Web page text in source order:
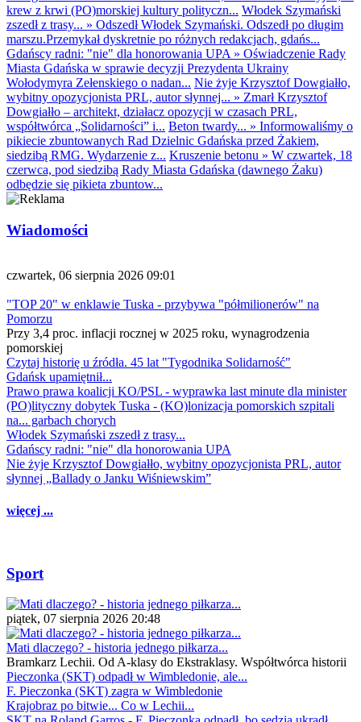
krew z krwi (PO)morskiej kultury polityczn... Włodek Szymański
zszedł z trasy... » Odszedł Włodek Szymański. Odszedł po długim
marszu.Przemykał dyskretnie po różnych redakcjach, gdańs...
Gdańscy radni: "nie" dla honorowania UPA » Oświadczenie Rady
Miasta Gdańska w sprawie decyzji Prezydenta Ukrainy
Wołodymyra Zełenskiego o nadan... Nie żyje Krzysztof Dowgiałło,
wybitny opozycjonista PRL, autor słynnej... » Zmarł Krzysztof
Dowgiałło – architekt, działacz opozycji w czasach PRL,
współtwórca „Solidarności” i... Beton twardy... » Informowaliśmy o
pikiecie zbuntowanych Rad Dzielnic Gdańska przed Żakiem,
siedzibą RMG. Wydarzenie z... Kruszenie betonu » W czwartek, 18
czerwca, pod siedzibą Rady Miasta Gdańska (dawnego Żaku)
odbędzie się pikieta zbuntow...
Wiadomości
czwartek, 06 sierpnia 2026 09:01
"TOP 20" w enklawie Tuska - przybywa "półmilionerów" na
Pomorzu
Przy 3,4 proc. inflacji rocznej w 2025 roku, wynagrodzenia
pomorskiej
Czytaj historię u źródła. 45 lat "Tygodnika Solidarność"
Gdańsk upamiętnił...
Prawo prawa koalicji KO/PSL - wyprawka last minute dla minister
(PO)lityczny dobytek Tuska - (KO)lonizacja pomorskich szpitali
na... garbach chorych
Włodek Szymański zszedł z trasy...
Gdańscy radni: "nie" dla honorowania UPA
Nie żyje Krzysztof Dowgiałło, wybitny opozycjonista PRL, autor
słynnej „Ballady o Janku Wiśniewskim”
więcej ...
Sport
piątek, 07 sierpnia 2026 20:48
Mati dlaczego? - historia jednego piłkarza...
Bramkarz Lechii. Od A-klasy do Ekstraklasy. Współtwórca historii
Pieczonka (SKT) odpadł w Wimbledonie, ale...
F. Pieczonka (SKT) zagra w Wimbledonie
Krajobraz po bitwie... Co w Lechii...